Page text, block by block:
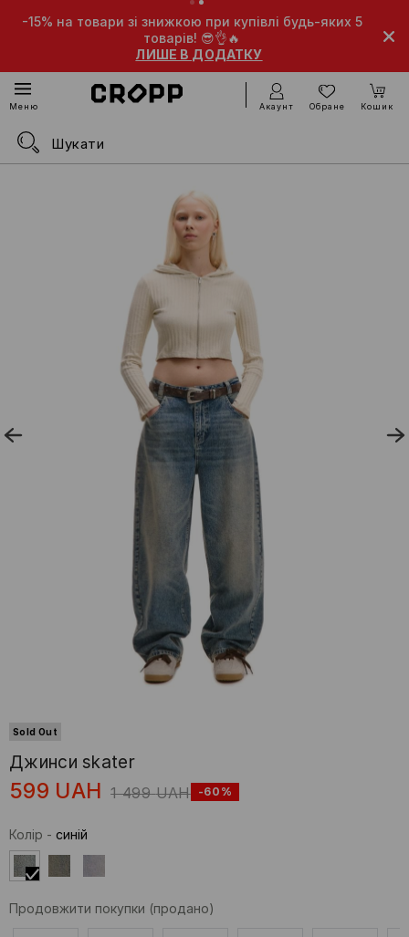
-10% на
товари зі знижкою при купівлі будь-яких 5
товарів! 😎👌🔥
ЛИШЕ В ДОДАТКУ
Меню Акаунт Обране Кошик
Sold Out
Джинси skater
599 UAH 1 499 UAH -60%
Колір - синій
Продовжити покупки (продано)